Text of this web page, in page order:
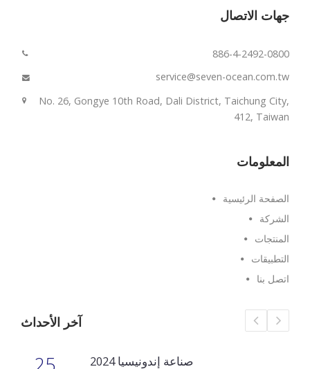
جهات الاتصال
886-4-2492-0800
service@seven-ocean.com.tw
No. 26, Gongye 10th Road, Dali District, Taichung City,
412, Taiwan
المعلومات
الصفحة الرئيسية
الشركة
المنتجات
التطبيقات
اتصل بنا
آخر الأحداث
صناعة إندونيسيا 2024